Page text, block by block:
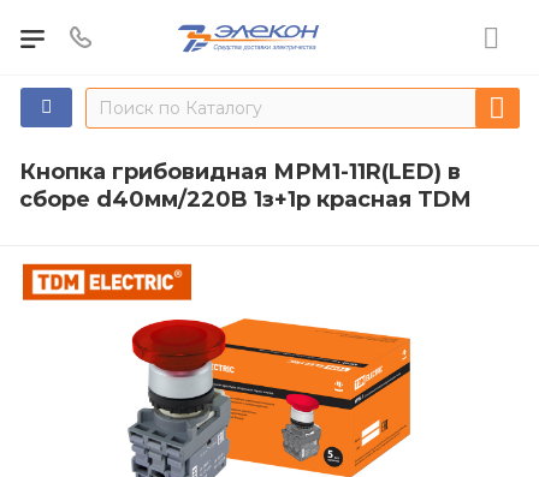
Кнопка грибовидная МРМ1-11R(LED) в
сборе d40мм/220B 1з+1р красная TDM